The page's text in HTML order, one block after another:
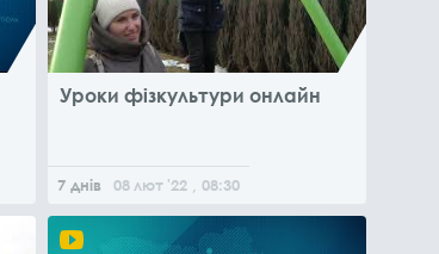
Уроки фізкультури онлайн
7 днів 08 лют '22 , 08:30